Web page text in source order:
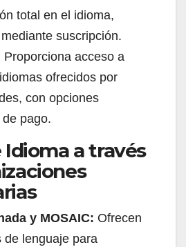
total en el idioma,
suscripción.
Proporciona acceso a
ofrecidos por
con opciones
pago.
Idioma a través
y MOSAIC: Ofrecen
de lenguaje para